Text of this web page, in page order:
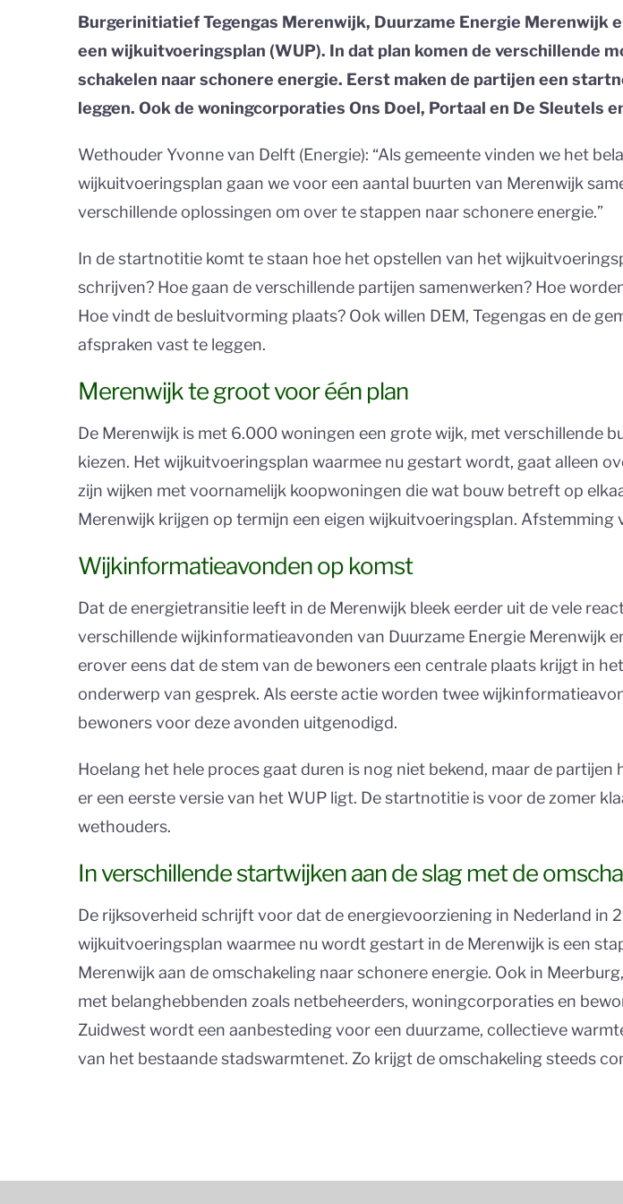
Burgerinitiatief Tegengas Merenwijk, Duurzame Energie Merenwijk
een wijkuitvoeringsplan (WUP). In dat plan komen de verschillende
schakelen naar schonere energie. Eerst maken de partijen een
leggen. Ook de woningcorporaties Ons Doel, Portaal en De Sleutels
Wethouder Yvonne van Delft (Energie): “Als gemeente vinden we het
wijkuitvoeringsplan gaan we voor een aantal buurten van Merenwijk
verschillende oplossingen om over te stappen naar schonere energie.”
In de startnotitie komt te staan hoe het opstellen van het
schrijven? Hoe gaan de verschillende partijen samenwerken? Hoe
Hoe vindt de besluitvorming plaats? Ook willen DEM, Tegengas en de
afspraken vast te leggen.
Merenwijk te groot voor één plan
De Merenwijk is met 6.000 woningen een grote wijk, met verschillende
kiezen. Het wijkuitvoeringsplan waarmee nu gestart wordt, gaat alleen
zijn wijken met voornamelijk koopwoningen die wat bouw betreft op
Merenwijk krijgen op termijn een eigen wijkuitvoeringsplan.
Wijkinformatieavonden op komst
Dat de energietransitie leeft in de Merenwijk bleek eerder uit de vele
verschillende wijkinformatieavonden van Duurzame Energie Merenwijk
erover eens dat de stem van de bewoners een centrale plaats krijgt in
onderwerp van gesprek. Als eerste actie worden twee
bewoners voor deze avonden uitgenodigd.
Hoelang het hele proces gaat duren is nog niet bekend, maar de
er een eerste versie van het WUP ligt. De startnotitie is voor de zomer
wethouders.
In verschillende startwijken aan de slag met de
De rijksoverheid schrijft voor dat de energievoorziening in Nederland in
wijkuitvoeringsplan waarmee nu wordt gestart in de Merenwijk is een
Merenwijk aan de omschakeling naar schonere energie. Ook in
met belanghebbenden zoals netbeheerders, woningcorporaties en
Zuidwest wordt een aanbesteding voor een duurzame, collectieve
van het bestaande stadswarmtenet. Zo krijgt de omschakeling steeds